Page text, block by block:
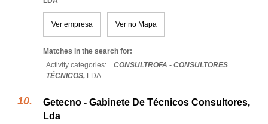
Ver empresa Ver no Mapa
Matches in the search for:
Activity categories: ...CONSULTROFA - CONSULTORES
TÉCNICOS, LDA...
Getecno - Gabinete De Técnicos Consultores,
Lda